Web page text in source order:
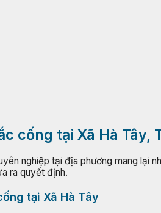
cống tại Xã Hà Tây,
nghiệp tại địa phương mang lại
ra quyết định.
tại Xã Hà Tây